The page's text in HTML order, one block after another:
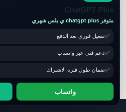
هل أقدر أسأل قبل ما أدفع؟
ماذا أفعل بعد الدفع؟
ChatGPT Plus
متوفر chatgpt plus ي بلس شهري
تفعيل فوري بعد الدفع
دعم فني عبر واتساب
ضمان طول فترة الاشتراك
واتساب